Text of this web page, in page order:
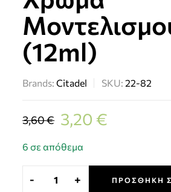
(12ml)
Brands:Citadel SKU:22-82
3,60€ 3,20€
6 σε απόθεμα
- + ΠΡΟΣΘΉΚΗ